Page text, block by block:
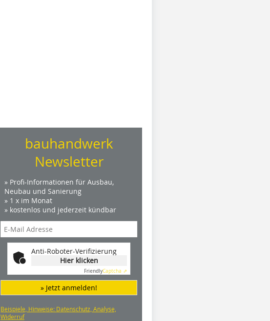
bauhandwerk
Newsletter
» Profi-Informationen für Ausbau,
Neubau und Sanierung
» 1 x im Monat
» kostenlos und jederzeit kündbar
Anti-Roboter-Verifizierung
Hier klicken
FriendlyCaptcha ⇗
» Jetzt anmelden!
Beispiele, Hinweise: Datenschutz, Analyse,
Widerruf